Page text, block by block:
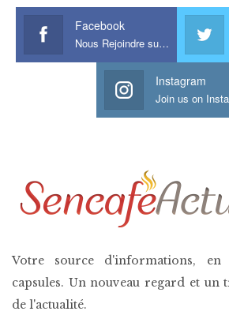
Facebook
Nous Rejoindre sur Facebook
Instagram
Votre source d'informations, en
capsules. Un nouveau regard et un
de l'actualité.